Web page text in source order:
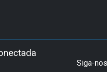
Siga-nos